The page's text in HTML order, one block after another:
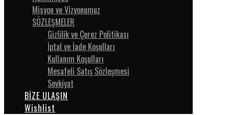
Misyon ve Vizyonumuz
SÖZLEŞMELER
Gizlilik ve Çerez Politikası
İptal ve İade Koşulları
Kullanım Koşulları
Mesafeli Satış Sözleşmesi
Sevkiyat
BİZE ULAŞIN
Wishlist